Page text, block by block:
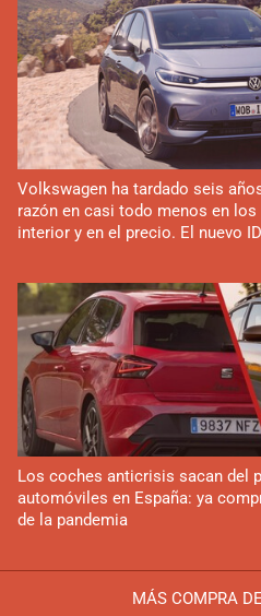
MÁS COMPRA
Volkswagen ha tardado seis
razón en casi todo menos en
interior y en el precio. El nuevo
Los coches anticrisis sacan del
automóviles en España: ya
de la pandemia